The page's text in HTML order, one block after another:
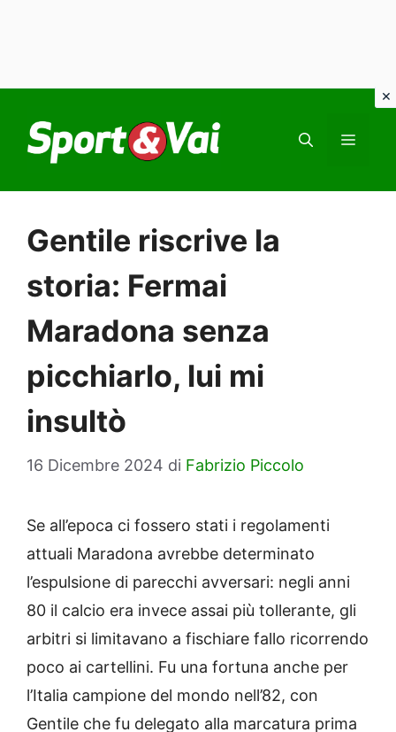
contenuto
Gentile riscrive la
storia: Fermai
Maradona senza
picchiarlo, lui mi
insultò
16 Dicembre 2024 di Fabrizio Piccolo
Se all’epoca ci fossero stati i regolamenti
attuali Maradona avrebbe determinato
l’espulsione di parecchi avversari: negli anni
80 il calcio era invece assai più tollerante, gli
arbitri si limitavano a fischiare fallo ricorrendo
poco ai cartellini. Fu una fortuna anche per
l’Italia campione del mondo nell’82, con
Gentile che fu delegato alla marcatura prima